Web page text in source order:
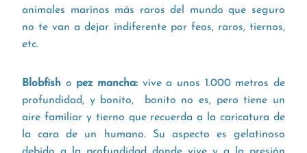
animales marinos más raros del mundo que seguro
no te van a dejar indiferente por feos, raros, tiernos,
etc.
Blobfish o pez mancha: vive a unos 1.000 metros de
profundidad, y bonito, bonito no es, pero tiene un
aire familiar y tierno que recuerda a la caricatura de
la cara de un humano. Su aspecto es gelatinoso